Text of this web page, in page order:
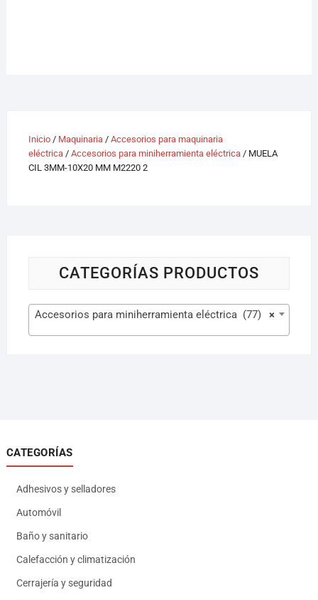
Inicio/ Maquinaria/ Accesorios para maquinaria
eléctrica/ Accesorios para miniherramienta eléctrica/ MUELA
CIL 3MM-10X20 MM M2220 2
CATEGORÍAS PRODUCTOS
×
Accesorios para miniherramienta eléctrica (77)
CATEGORÍAS
Adhesivos y selladores
Automóvil
Baño y sanitario
Calefacción y climatización
Cerrajería y seguridad